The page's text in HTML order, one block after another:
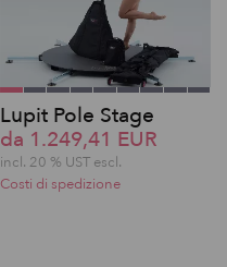
Lupit Pole Stage
da 1.249,41 EUR
incl. 20 % UST escl.
Costi di spedizione